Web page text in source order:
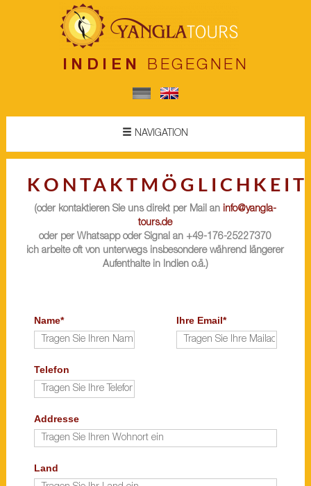
INDIEN BEGEGNEN
NAVIGATION
KONTAKTMÖGLICHKEIT
(oder kontaktieren Sie uns direkt per Mail an info@yangla-
tours.de
oder per Whatsapp oder Signal an +49-176-25227370
ich arbeite oft von unterwegs insbesondere während längerer
Aufenthalte in Indien o.ä.)
Name* Ihre Email*
Telefon
Addresse
Land